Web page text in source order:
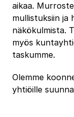
aikaa.
mullistuksiin ja
näkökulmista.
myös
taskumme.
Olemme
yhtiöille